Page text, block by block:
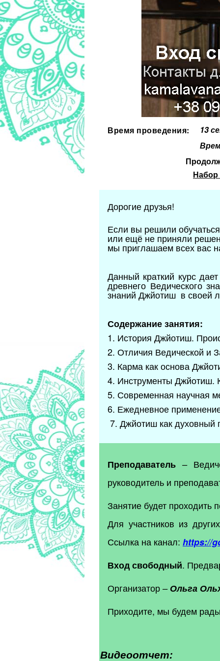
Время проведения:
13
Набор
Дорогие друзья!
Если вы решили
или ещё не приняли
мы приглашаем всех вас
Данный краткий курс
древнего Ведического
знаний Джйотиш в своей
Содержание занятия:
1. История Джйотиш.
2. Отличия Ведической и
3. Карма как основа
4. Инструменты Джйотиш.
5. Современная научная
6. Ежедневное
7. Джйотиш как духовный
Преподаватель –
руководитель и
Занятие будет проходить
Для участников из
Ссылка на канал: https://
Вход свободный.
Организатор – Ольга
Приходите, мы будем
Видеоотчет: